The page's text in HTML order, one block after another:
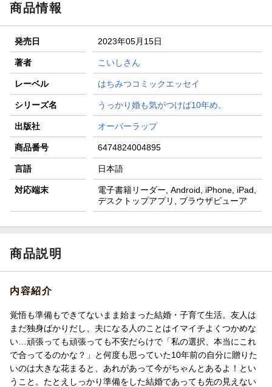
商品情報
発売日 2023年05月15日
著者 こいしさん
レーベル はちみつコミックエッセイ
シリーズ名 うっかり婚も気がつけば10年め。
出版社 オーバーラップ
商品番号 6474824004895
言語 日本語
対応端末
電子書籍リーダー, Android, iPhone, iPad,
デスクトップアプリ, ブラウザビューア
商品説明
内容紹介
覚悟も準備もできてないまま始まった結婚・子育て生活。友人は
まだ独身ばかりだし、夫になる人のことはイマイチよくつかめな
い…頑張っても頑張っても不安だらけで「私の選択、本当にこれ
で合ってるのかな？」と何度も思っていた10年前の自分に贈りた
いのは大きな花まると、あれがあって今がちゃんとあるよ！とい
うこと。たとえしっかり準備をした結婚であっても先の見えない